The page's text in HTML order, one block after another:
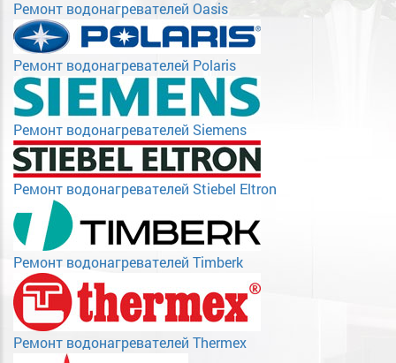
Ремонт водонагревателей Oasis
Ремонт водонагревателей Polaris
Ремонт водонагревателей Siemens
Ремонт водонагревателей Stiebel Eltron
Ремонт водонагревателей Timberk
Ремонт водонагревателей Thermex